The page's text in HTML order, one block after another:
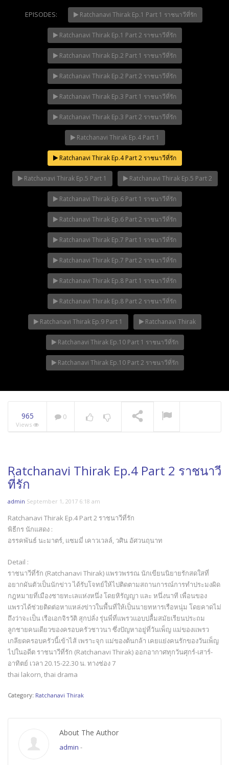
NOW PLAYING Mani Nakha Ep.14
EPISODES: Ratchanavi Thirak Ep.1 Part 1 ราชนาวีที่รัก
Ratchanavi Thirak Ep.1 Part 2 ราชนาวีที่รัก
Ratchanavi Thirak Ep.2 Part 1 ราชนาวีที่รัก
Ratchanavi Thirak Ep.2 Part 2 ราชนาวีที่รัก
Ratchanavi Thirak Ep.3 Part 1 ราชนาวีที่รัก
Ratchanavi Thirak Ep.3 Part 2 ราชนาวีที่รัก
Ratchanavi Thirak Ep.4 Part 1
Ratchanavi Thirak Ep.4 Part 2 ราชนาวีที่รัก
Ratchanavi Thirak Ep.5 Part 1 Ratchanavi Thirak Ep.5 Part 2
Ratchanavi Thirak Ep.6 Part 1 ราชนาวีที่รัก
Ratchanavi Thirak Ep.6 Part 2 ราชนาวีที่รัก
Ratchanavi Thirak Ep.7 Part 1 ราชนาวีที่รัก
Ratchanavi Thirak Ep.7 Part 2 ราชนาวีที่รัก
Ratchanavi Thirak Ep.8 Part 1 ราชนาวีที่รัก
Ratchanavi Thirak Ep.8 Part 2 ราชนาวีที่รัก
Ratchanavi Thirak Ep.9 Part 1 Ratchanavi Thirak
Ratchanavi Thirak Ep.10 Part 1 ราชนาวีที่รัก
Ratchanavi Thirak Ep.10 Part 2 ราชนาวีที่รัก
965
Views
0
Ratchanavi Thirak Ep.4 Part 2 ราชนาวี
ที่รัก
admin September 1, 2017 6:18 am
Ratchanavi Thirak Ep.4 Part 2 ราชนาวีที่รัก
พิธีกร นักแสดง :
อรรคพันธ์ นะมาตร์, แซมมี่ เคาวเวลล์, วศิน อัศวนฤนาท
Detail :
ราชนาวีที่รัก (Ratchanavi Thirak) แพรวพรรณ นักเขียนนิยายรักสดใสที่
อยากผันตัวเป็นนักข่าว ได้รับโจทย์ให้ไปติดตามสถานการณ์การทำประมงผิด
กฎหมายที่เมืองชายทะเลแห่งหนึ่ง โดยหิรัญญา และ หนึ่งนาที เพื่อนของ
แพรวได้ช่วยติดต่อหาแหล่งข่าวในพื้นที่ให้เป็นนายทหารเรือหนุ่ม โดยคาดไม่
ถึงว่าจะเป็น เรือเอกจิรวัติ สุกปลั่ง รุ่นพี่ที่แพรวแอบปลื้มสมัยเรียนประถม
ลูกชายคนเดียวของครอบครัวชาวนา ซึ่งปัญหาอยู่ที่วันเพ็ญ แม่ของแพรว
เกลียดครอบครัวนี้เข้าไส้ เพราะจุก แม่ของต้นกล้า เคยแย่งคนรักของวันเพ็ญ
ไปในอดีต ราชนาวีที่รัก (Ratchanavi Thirak) ออกอากาศทุกวันศุกร์-เสาร์-
อาทิตย์ เวลา 20.15-22.30 น. ทางช่อง 7
thai lakorn, thai drama
Category: Ratchanavi Thirak
About The Author
admin -